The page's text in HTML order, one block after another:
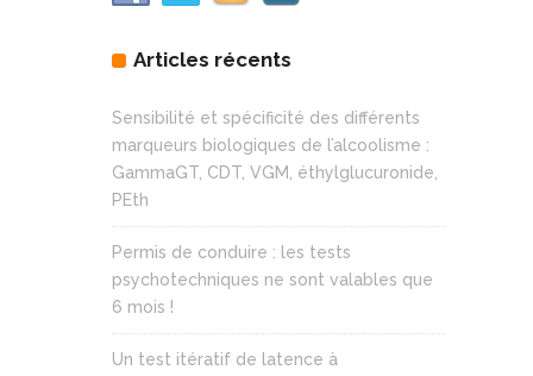
Articles récents
Sensibilité et spécificité des différents
marqueurs biologiques de l’alcoolisme :
GammaGT, CDT, VGM, éthylglucuronide,
PEth
Permis de conduire : les tests
psychotechniques ne sont valables que
6 mois !
Un test itératif de latence à